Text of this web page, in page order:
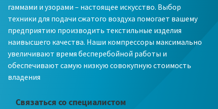
эффективным.
Подробнее
Узнайте, как сделать процесс транспортировки с
помощью пневматических конвейеров более
эффективным.
Подробнее
Узнайте, как сделать процесс транспортировки с
помощью пневматических конвейеров более
эффективным.
Подробнее
гаммами и узорами – настоящее искусство. Выбор
техники для подачи сжатого воздуха помогает вашему
предприятию производить текстильные изделия
наивысшего качества. Наши компрессоры максимально
увеличивают время бесперебойной работы и
обеспечивают самую низкую совокупную стоимость
владения
Связаться со специалистом